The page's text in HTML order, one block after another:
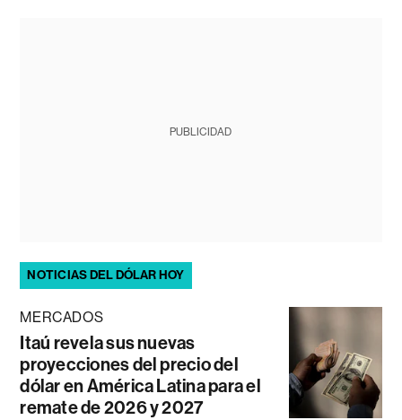
PUBLICIDAD
NOTICIAS DEL DÓLAR HOY
MERCADOS
Itaú revela sus nuevas
proyecciones del precio del
dólar en América Latina para el
remate de 2026 y 2027